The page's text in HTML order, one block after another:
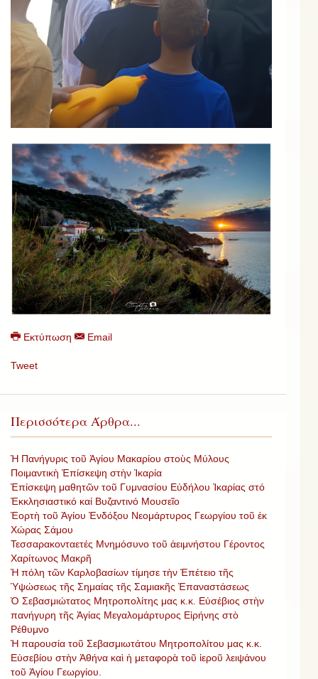
Εκτύπωση Email
Tweet
Περισσότερα Άρθρα...
Ἡ Πανήγυρις τοῦ Ἁγίου Μακαρίου στοὺς Μύλους
Ποιμαντικὴ Ἐπίσκεψη στὴν Ἰκαρία
Ἐπίσκεψη μαθητῶν τοῦ Γυμνασίου Εὐδήλου Ἰκαρίας στό
Ἐκκλησιαστικό καί Βυζαντινό Μουσεῖο
Ἑορτὴ τοῦ Ἁγίου Ἐνδόξου Νεομάρτυρος Γεωργίου τοῦ ἐκ
Χώρας Σάμου
Τεσσαρακονταετές Μνημόσυνο τοῦ ἀειμνήστου Γέροντος
Χαρίτωνος Μακρῆ
Ἡ πόλη τῶν Καρλοβασίων τίμησε τὴν Ἐπέτειο τῆς
Ὑψώσεως τῆς Σημαίας τῆς Σαμιακῆς Ἐπαναστάσεως
Ὁ Σεβασμιώτατος Μητροπολίτης μας κ.κ. Εὐσέβιος στὴν
πανήγυρη τῆς Ἁγίας Μεγαλομάρτυρος Εἰρήνης στὸ
Ρέθυμνο
Ἡ παρουσία τοῦ Σεβασμιωτάτου Μητροπολίτου μας κ.κ.
Εὐσεβίου στὴν Ἀθήνα καὶ ἡ μεταφορὰ τοῦ ἱεροῦ λειψάνου
τοῦ Ἁγίου Γεωργίου.